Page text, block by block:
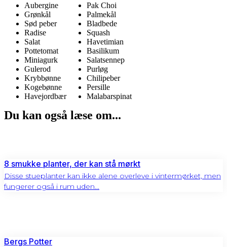
Aubergine
Grønkål
Sød peber
Radise
Salat
Pottetomat
Miniagurk
Gulerod
Krybbønne
Kogebønne
Havejordbær
Pak Choi
Palmekål
Bladbede
Squash
Havetimian
Basilikum
Salatsennep
Purløg
Chilipeber
Persille
Malabarspinat
Du kan også læse om...
8 smukke planter, der kan stå mørkt
Disse stueplanter kan ikke alene overleve i vintermørket, men
fungerer også i rum uden...
Bergs Potter